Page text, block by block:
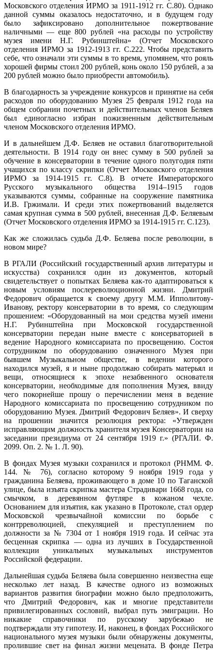
Московского отделения ИРМО за 1911-1912 гг. С.80). Однако
данной суммы оказалось недостаточно, и в будущем году
было зафиксировано дополнительное пожертвование
наличными — еще 800 рублей «на расходы по устройству
музея имени Н.Г. Рубинштейна» (Отчет Московского
отделения ИРМО за 1912-1913 гг. С.222. Чтобы представить
себе, что означали эти суммы в то время, упомянем, что рояль
хорошей фирмы стоил 200 рублей, конь около 150 рублей, а за
200 рублей можно было приобрести автомобиль).
В благодарность за учреждение конкурсов и принятие на себя
расходов по оборудованию Музея 25 февраля 1912 года на
общем собрании почетных и действительных членов Беляев
был единогласно избран пожизненным действительным
членом Московского отделения ИРМО.
И в дальнейшем Д.Ф. Беляев не оставил благотворительной
деятельности. В 1914 году он внес сумму в 500 рублей за
обучение в консерватории в течение одного полугодия пяти
учащихся по классу скрипки (Отчет Московского отделения
ИРМО за 1914-1915 гг. С.8). В отчете Императорского
Русского музыкального общества 1914–1915 годов
указываются суммы, собранные на сооружение памятника
И.В. Гржимали. И среди этих пожертвований выделяется
самая крупная сумма в 500 рублей, внесенная Д.Ф. Беляевым
(Отчет Московского отделения ИРМО за 1914-1915 гг. С.123).
Как же сложилась судьба Д.Ф. Беляева после революции, в
новом мире?
В РГАЛИ (Российский государственный архив литературы и
искусства) сохранился один из документов, который
свидетельствует о попытках Беляева как-то адаптироваться к
новым условиям послереволюционной жизни. Дмитрий
Федорович обращается к своему другу М.М. Ипполитову-
Иванову, ректору консерватории в то время, со следующим
прошением: «Оборудованный на мои средства музей имени
Н.Г. Рубинштейна при Московской государственной
консерватории передан ныне вместе с консерваторией в
ведение Народного комиссариата по просвещению. Состоя
сотрудником по оборудованию означенного Музея при
бывшем Музыкальном обществе, в ведении которого
находился музей, я и ныне продолжаю собирать матерьял и
вещи, относящиеся к эпохе незабвенного основателя
консерватории, необходимые для пополнения Музея, ввиду
чего покорнейше прошу о перечислении меня в ведение
Народного комиссариата по просвещению сотрудником по
оборудованию Музея. Дмитрий Федорович Беляев». И сверху
на прошении значится резолюция ректора: «Утвержден
исправляющим должность хранителя музея Консерватории на
заседании президиума от 24 сентября 1919 г.» (РГАЛИ. Ф.
2099. Оп. 2. № 1. Л. 90).
В фондах Музея музыки сохранился и протокол (РНММ. Ф.
144. № 76), согласно которому 9 ноября 1919 года у
гражданина Беляева, проживающего в доме 10 по Таганской
улице, была изъята скрипка мастера Страдивари 1668 года, со
смычком, в деревянном футляре в кожаном чехле.
Основанием для изъятия, как указано в Протоколе, стал ордер
Московской чрезвычайной комиссии по борьбе с
контрреволюцией, спекуляцией и преступлением по
должности за № 7304 от 1 ноября 1919 года. И сейчас эта
бесценная скрипка — одна из лучших в Государственной
коллекции уникальных музыкальных инструментов
Российской федерации.
Дальнейшая судьба Беляева была совершенно неизвестна еще
несколько лет назад. В качестве одного из возможных
вариантов развития биографии можно было предположить,
что Дмитрий Федорович, как и многие представители
привилегированных сословий, выбрал путь эмиграции. Но
никакие справочники по русскому зарубежью не
подтверждали эту гипотезу. И, наконец, в фондах Российского
национального музея музыки были обнаружены документы,
пролившие свет на финал жизни мецената. В фонде Петра